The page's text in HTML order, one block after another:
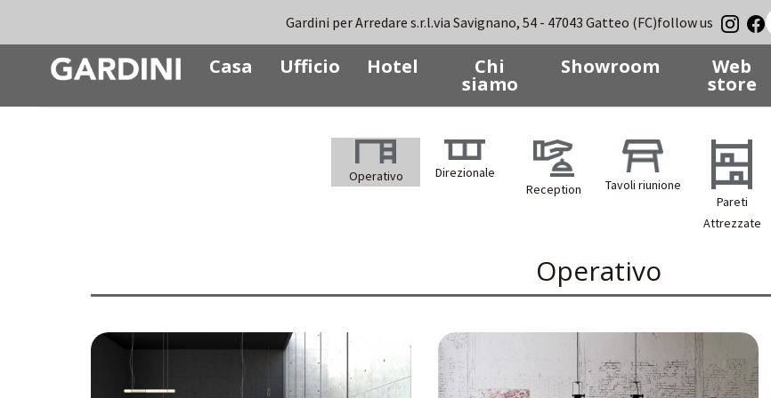
Gardini per Arredare s.r.l.via Savignano, 54 - 47043 Gatteo (FC)follow us
Casa Ufficio Hotel Chi
siamo
Showroom Web
store
Operativo
Direzionale
Reception
Tavoli riunione
Pareti
Attrezzate
Operativo